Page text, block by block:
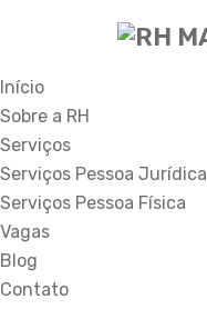
Início
Sobre a RH
Serviços
Serviços Pessoa Jurídica
Serviços Pessoa Física
Vagas
Blog
Contato